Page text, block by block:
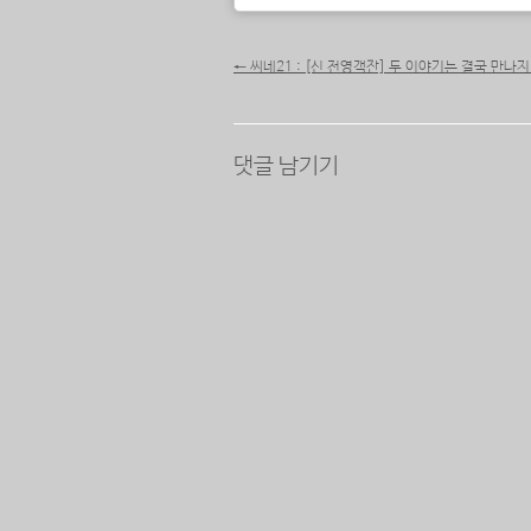
포스트 내비게이션
← 씨네21 : [신 전영객잔] 두 이야기는 결국 만나지
댓글 남기기